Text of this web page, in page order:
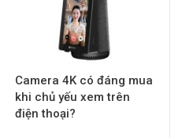
Camera 4K có đáng mua
khi chủ yếu xem trên
điện thoại?